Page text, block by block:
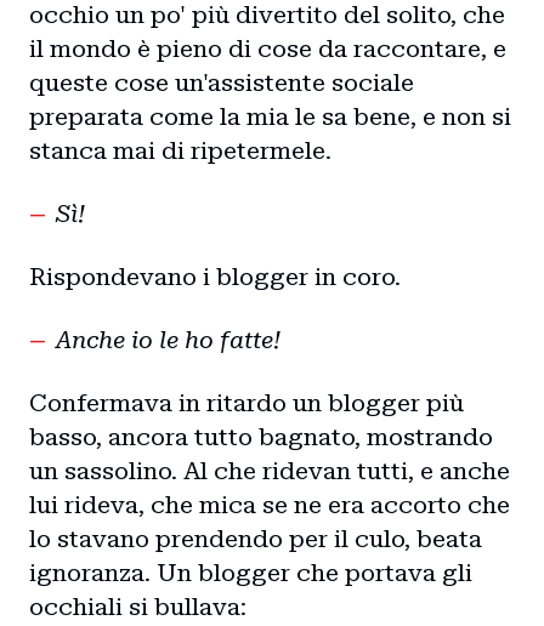
Home
Intro
Blog
Storie
Collaborazioni
occhio un po' più divertito del solito, che
il mondo è pieno di cose da raccontare, e
queste cose un'assistente sociale
preparata come la mia le sa bene, e non si
stanca mai di ripetermele.
Sì!
Rispondevano i blogger in coro.
Anche io le ho fatte!
Confermava in ritardo un blogger più
basso, ancora tutto bagnato, mostrando
un sassolino. Al che ridevan tutti, e anche
lui rideva, che mica se ne era accorto che
lo stavano prendendo per il culo, beata
ignoranza. Un blogger che portava gli
occhiali si bullava: